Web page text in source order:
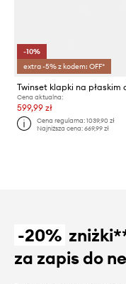
-10%
extra -5% z kodem: OFF*
Cena aktualna:
599,99 zł
Cena regularna:1039,90 zł
Najniższa cena:669,99 zł
-20%
za zapis do